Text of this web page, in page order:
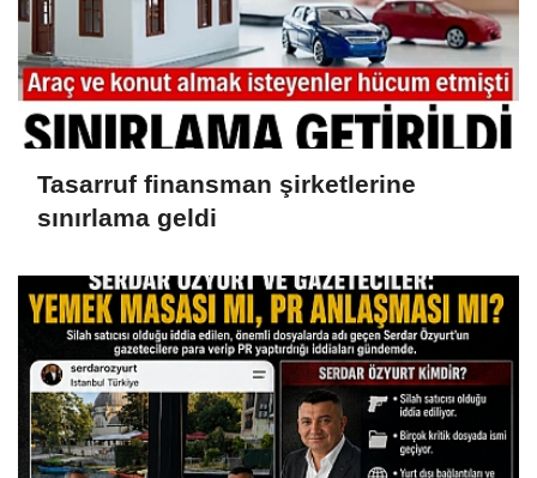
Tasarruf finansman şirketlerine
sınırlama geldi